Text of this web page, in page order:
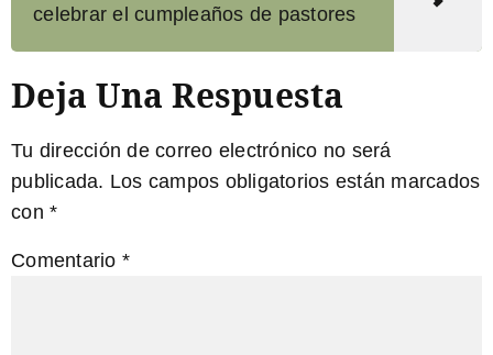
celebrar el cumpleaños de pastores
Deja Una Respuesta
Tu dirección de correo electrónico no será
publicada. Los campos obligatorios están marcados
con *
Comentario *